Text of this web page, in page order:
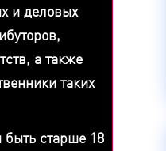
и деловых
а также
таких
старше 18